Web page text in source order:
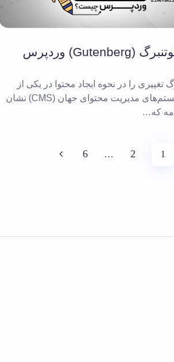
ویرایشگر گوتنبرگ (Gutenberg) وردپرس
تغییری را در نحوه ایجاد محتوا در یکی از
محبوب‌ترین سیستم‌های مدیریت محتوای جهان (CMS) نشان
که…
1
2
…
6